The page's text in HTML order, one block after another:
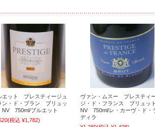
エット プレスティージュ
ン・ド・ブラン ブリュッ
750ml/ブルエット
(税込 ¥1,782)
ヴァン・ムスー プレスティ
ジ・ド・フランス ブリュッ
NV 750ml/レ・カーヴ・ド・
ディラ